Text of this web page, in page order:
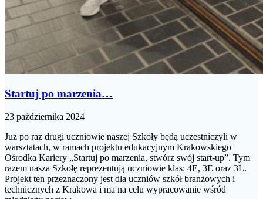
Startuj po marzenia…
23 października 2024
Już po raz drugi uczniowie naszej Szkoły będą uczestniczyli w
warsztatach, w ramach projektu edukacyjnym Krakowskiego
Ośrodka Kariery „Startuj po marzenia, stwórz swój start-up”. Tym
razem nasza Szkołę reprezentują uczniowie klas: 4E, 3E oraz 3L.
Projekt ten przeznaczony jest dla uczniów szkół branżowych i
technicznych z Krakowa i ma na celu wypracowanie wśród